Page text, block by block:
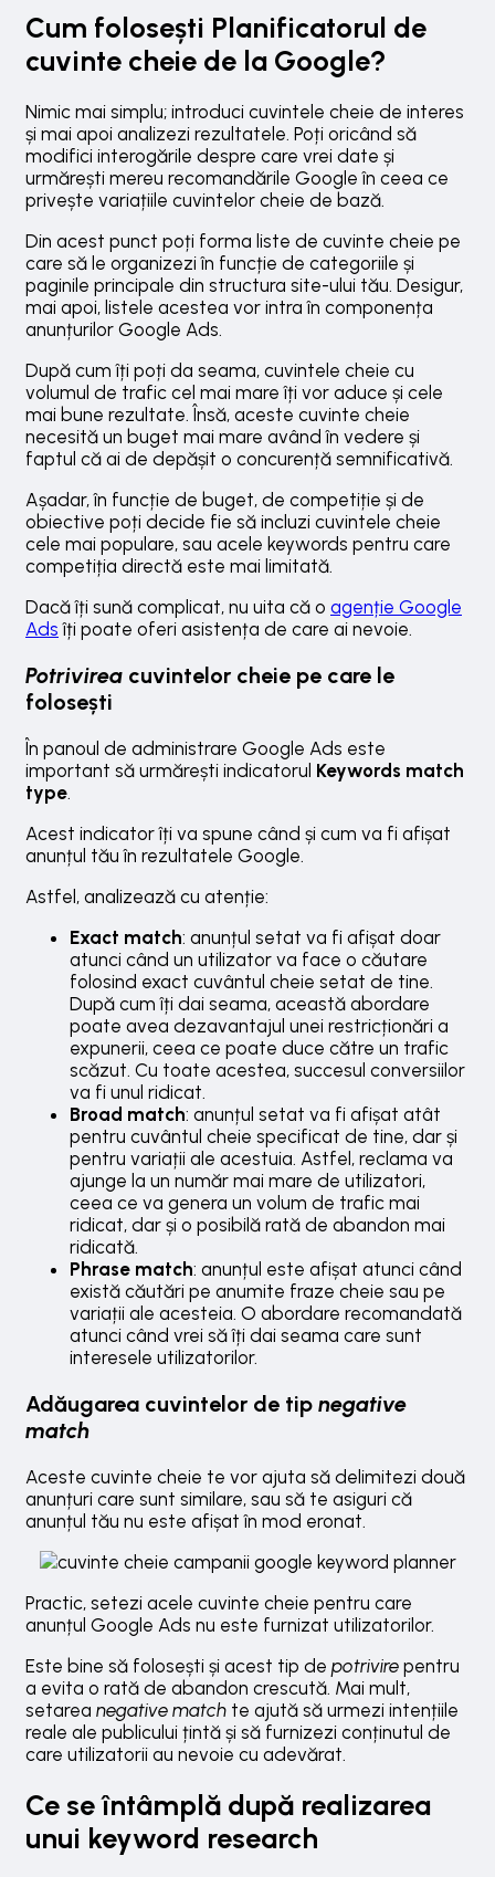
Cum folosești Planificatorul de
cuvinte cheie de la Google?
Nimic mai simplu; introduci cuvintele cheie de interes
și mai apoi analizezi rezultatele. Poți oricând să
modifici interogările despre care vrei date și
urmărești mereu recomandările Google în ceea ce
privește variațiile cuvintelor cheie de bază.
Din acest punct poți forma liste de cuvinte cheie pe
care să le organizezi în funcție de categoriile și
paginile principale din structura site-ului tău. Desigur,
mai apoi, listele acestea vor intra în componența
anunțurilor Google Ads.
După cum îți poți da seama, cuvintele cheie cu
volumul de trafic cel mai mare îți vor aduce și cele
mai bune rezultate. Însă, aceste cuvinte cheie
necesită un buget mai mare având în vedere și
faptul că ai de depășit o concurență semnificativă.
Așadar, în funcție de buget, de competiție și de
obiective poți decide fie să incluzi cuvintele cheie
cele mai populare, sau acele keywords pentru care
competiția directă este mai limitată.
Dacă îți sună complicat, nu uita că o agenție Google
Ads îți poate oferi asistența de care ai nevoie.
Potrivirea cuvintelor cheie pe care le
folosești
În panoul de administrare Google Ads este
important să urmărești indicatorul Keywords match
type.
Acest indicator îți va spune când și cum va fi afișat
anunțul tău în rezultatele Google.
Astfel, analizează cu atenție:
Exact match: anunțul setat va fi afișat doar
atunci când un utilizator va face o căutare
folosind exact cuvântul cheie setat de tine.
După cum îți dai seama, această abordare
poate avea dezavantajul unei restricționări a
expunerii, ceea ce poate duce către un trafic
scăzut. Cu toate acestea, succesul conversiilor
va fi unul ridicat.
Broad match: anunțul setat va fi afișat atât
pentru cuvântul cheie specificat de tine, dar și
pentru variații ale acestuia. Astfel, reclama va
ajunge la un număr mai mare de utilizatori,
ceea ce va genera un volum de trafic mai
ridicat, dar și o posibilă rată de abandon mai
ridicată.
Phrase match: anunțul este afișat atunci când
există căutări pe anumite fraze cheie sau pe
variații ale acesteia. O abordare recomandată
atunci când vrei să îți dai seama care sunt
interesele utilizatorilor.
Adăugarea cuvintelor de tip negative
match
Aceste cuvinte cheie te vor ajuta să delimitezi două
anunțuri care sunt similare, sau să te asiguri că
anunțul tău nu este afișat în mod eronat.
Practic, setezi acele cuvinte cheie pentru care
anunțul Google Ads nu este furnizat utilizatorilor.
Este bine să folosești și acest tip de potrivire pentru
a evita o rată de abandon crescută. Mai mult,
setarea negative match te ajută să urmezi intențiile
reale ale publicului țintă și să furnizezi conținutul de
care utilizatorii au nevoie cu adevărat.
Ce se întâmplă după realizarea
unui keyword research